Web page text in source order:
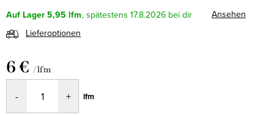
Auf Lager5,95 lfm 17.8.2026
Ansehen
Lieferoptionen
6 € / lfm
lfm